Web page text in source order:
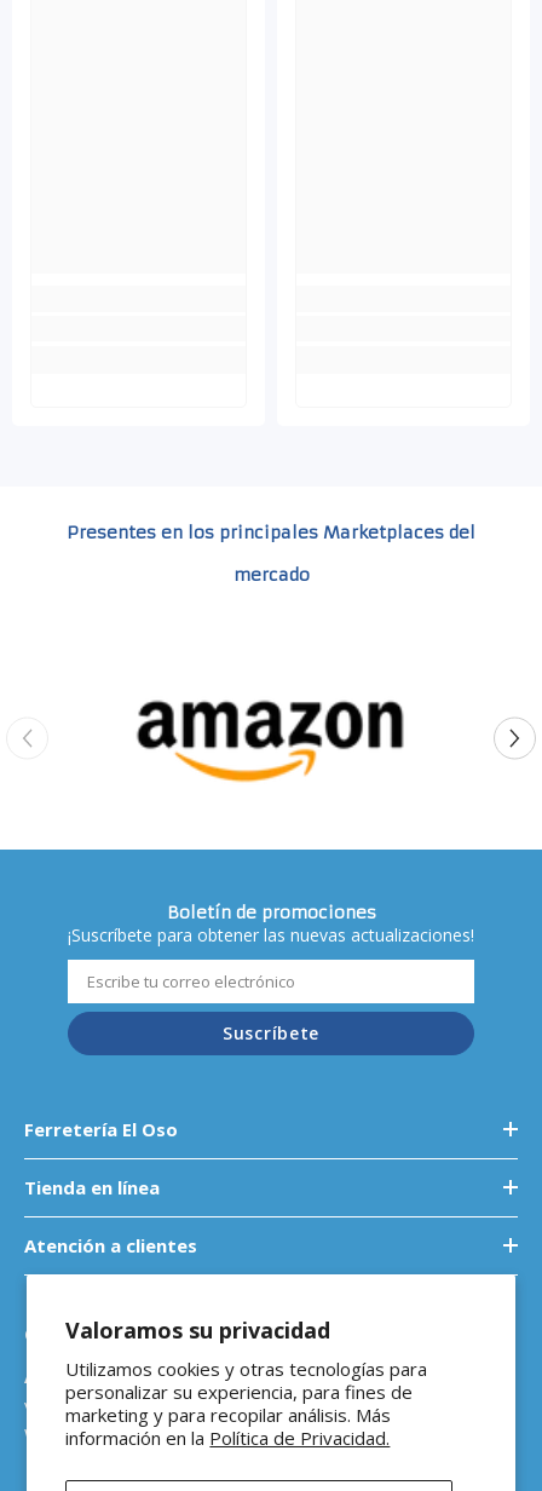
Valoramos su privacidad
Utilizamos cookies y otras tecnologías para
personalizar su experiencia, para fines de
marketing y para recopilar análisis. Más
información en la Política de Privacidad.
Presentes en los principales Marketplaces del
mercado
Boletín de promociones
¡Suscríbete para obtener las nuevas actualizaciones!
Suscríbete
Ferretería El Oso
Tienda en línea
Atención a clientes
Contáctanos
Atención a empresas
ventasb2b@ferreteriaeloso.mx
WhatsApp: 464 205 4992